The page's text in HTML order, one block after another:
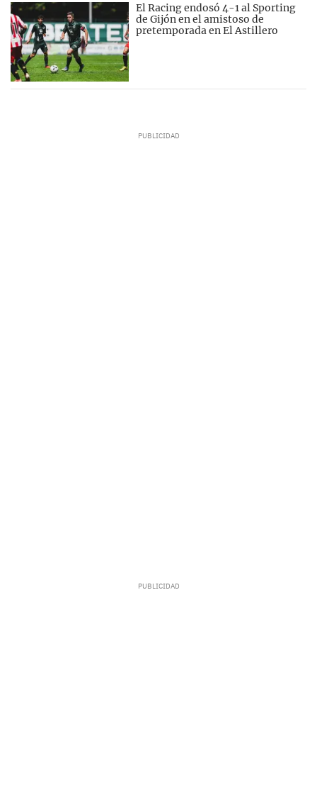
El Racing endosó 4-1 al Sporting
de Gijón en el amistoso de
pretemporada en El Astillero